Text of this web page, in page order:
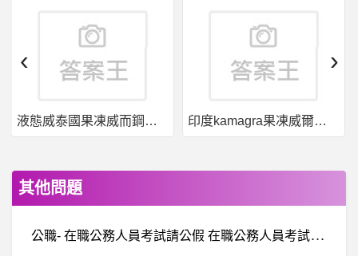
液態威泰國果凍威而鋼哪裡買 印度kamagra果凍威爾剛用於治療男性勃起功能障礙
‹ ›
其他問題
公
職- 在職公務人員考試請公假 在職公務人員考試請公假